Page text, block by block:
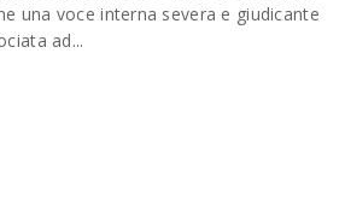
una voce interna severa e giudicante
ad...